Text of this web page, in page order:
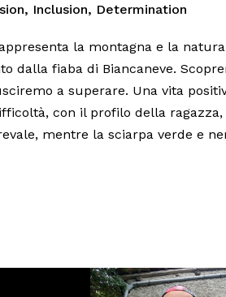
Inclusion, Determination
la montagna e la
dalla fiaba di Biancaneve.
a superare. Una vita
con il profilo della
mentre la sciarpa verde e